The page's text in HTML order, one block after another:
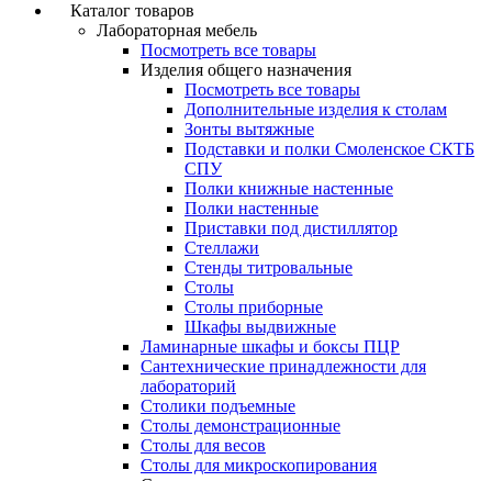
Каталог товаров
Лабораторная мебель
Посмотреть все товары
Изделия общего назначения
Посмотреть все товары
Дополнительные изделия к столам
Зонты вытяжные
Подставки и полки Смоленское СКТБ
СПУ
Полки книжные настенные
Полки настенные
Приставки под дистиллятор
Стеллажи
Стенды титровальные
Столы
Столы приборные
Шкафы выдвижные
Ламинарные шкафы и боксы ПЦР
Сантехнические принадлежности для
лабораторий
Столики подъемные
Столы демонстрационные
Столы для весов
Столы для микроскопирования